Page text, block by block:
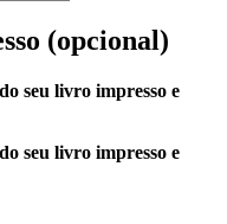
(opcional)
seu livro impresso e
seu livro impresso e